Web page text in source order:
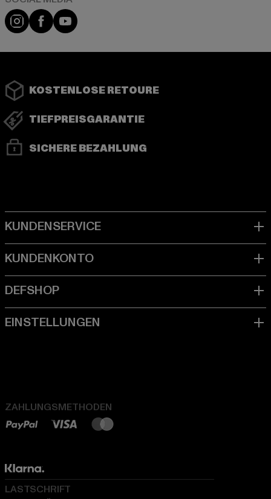
Instagram
FacebookYouTube
KOSTENLOSE RETOURE
TIEFPREISGARANTIE
SICHERE BEZAHLUNG
ZAHLUNGSMETHODEN
LASTSCHRIFT